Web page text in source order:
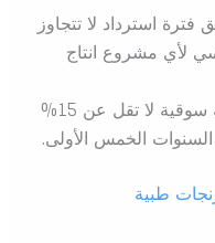
فترة استرداد لا تتجاوز
لأي مشروع انتاج
تأمين حصة سوقية لا تقل عن 15%
الخمس الأولى.
طبية